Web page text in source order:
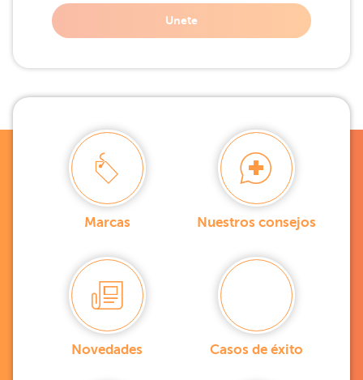
Unete
Marcas Nuestros consejos
Novedades Casos de éxito